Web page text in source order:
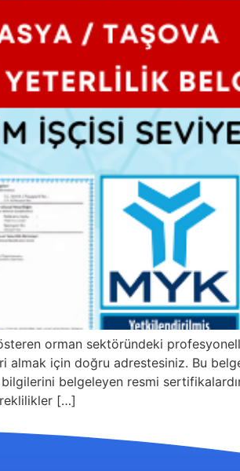
orman sektöründeki
almak için doğru adrestesiniz. Bu
belgeleyen resmi
[…]